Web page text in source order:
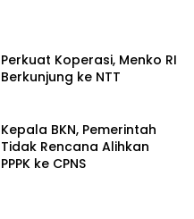
Perkuat Koperasi, Menko RI
Berkunjung ke NTT
Kepala BKN, Pemerintah
Tidak Rencana Alihkan
PPPK ke CPNS